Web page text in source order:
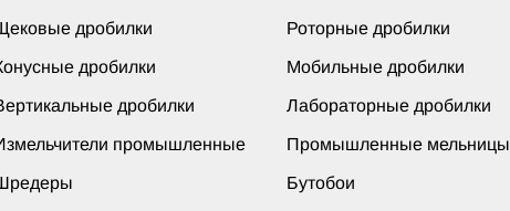
дробилки Роторные дробилки
дробилки Мобильные дробилки
дробилки Лабораторные дробилки
промышленные Промышленные мельницы
Бутобои